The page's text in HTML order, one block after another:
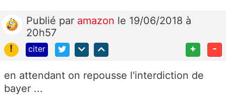
Publié par amazon le 19/06/2018 à
20h57
!
citer + -
en attendant on repousse l'interdiction de
bayer ...